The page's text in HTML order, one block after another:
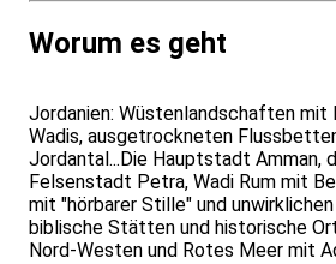
Worum es geht
Jordanien: Wüstenlandschaften mit
Wadis, ausgetrockneten
Jordantal...Die Hauptstadt Amman,
Felsenstadt Petra, Wadi Rum mit
mit "hörbarer Stille" und
biblische Stätten und historische
Nord-Westen und Rotes Meer mit